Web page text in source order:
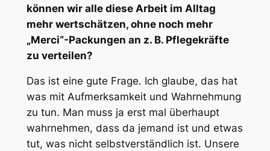
können wir alle diese Arbeit im Alltag
mehr wertschätzen, ohne noch mehr
„Merci“-Packungen an z. B. Pflegekräfte
zu verteilen?
Das ist eine gute Frage. Ich glaube, das hat
was mit Aufmerksamkeit und Wahrnehmung
zu tun. Man muss ja erst mal überhaupt
wahrnehmen, dass da jemand ist und etwas
tut, was nicht selbstverständlich ist. Unsere